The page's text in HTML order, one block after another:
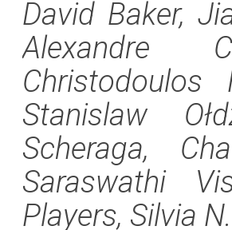
David Baker,
Alexandre
Christodoulos
Stanislaw
Scheraga,
Saraswathi
Players, Silvia